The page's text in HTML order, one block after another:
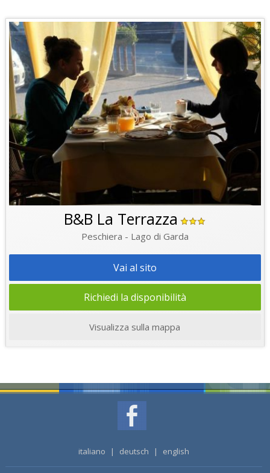
B&B La Terrazza
Peschiera - Lago di Garda
Vai al sito
Richiedi la disponibilità
Visualizza sulla mappa
italiano | deutsch | english